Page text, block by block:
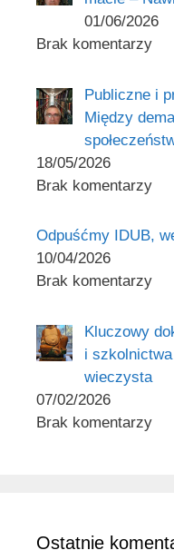
01/06/2026
Brak komentarzy
Publiczne i
Między
18/05/2026
Brak komentarzy
Odpuśćmy IDUB,
10/04/2026
Brak komentarzy
Kluczowy
i
wieczysta
07/02/2026
Brak komentarzy
Ostatnie